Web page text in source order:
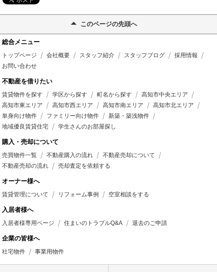
このページの先頭へ
総合メニュー
トップページ 会社概要 スタッフ紹介 スタッフブログ
採用情報
お問い合わせ
不動産を借りたい
賃貸物件を探す 学区から探す 町名から探す
高知市中央エリア
高知市東エリア
高知市西エリア 高知市南エリア
高知市北エリア
単身向け物件
ファミリー向け物件
新築・築浅物件
地域優良賃貸住宅
学生さんのお部屋探し
購入・売却について
売買物件一覧 不動産購入の流れ
不動産売却について
不動産売却の流れ
売却査定を依頼する
オーナー様へ
賃貸管理について リフォーム事例 空室相談をする
入居者様へ
入居者様専用ページ 住まいのトラブルQ&A 退去のご申請
企業の皆様へ
社宅物件 事業用物件